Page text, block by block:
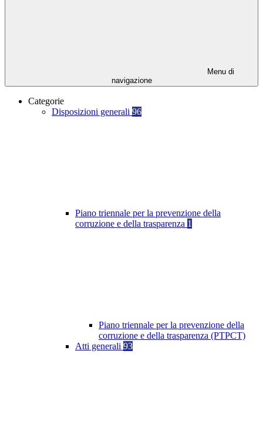
Menu di
navigazione
Categorie
Disposizioni generali 96
Piano triennale per la prevenzione della
corruzione e della trasparenza 1
Piano triennale per la prevenzione della
corruzione e della trasparenza (PTPCT)
Atti generali 93